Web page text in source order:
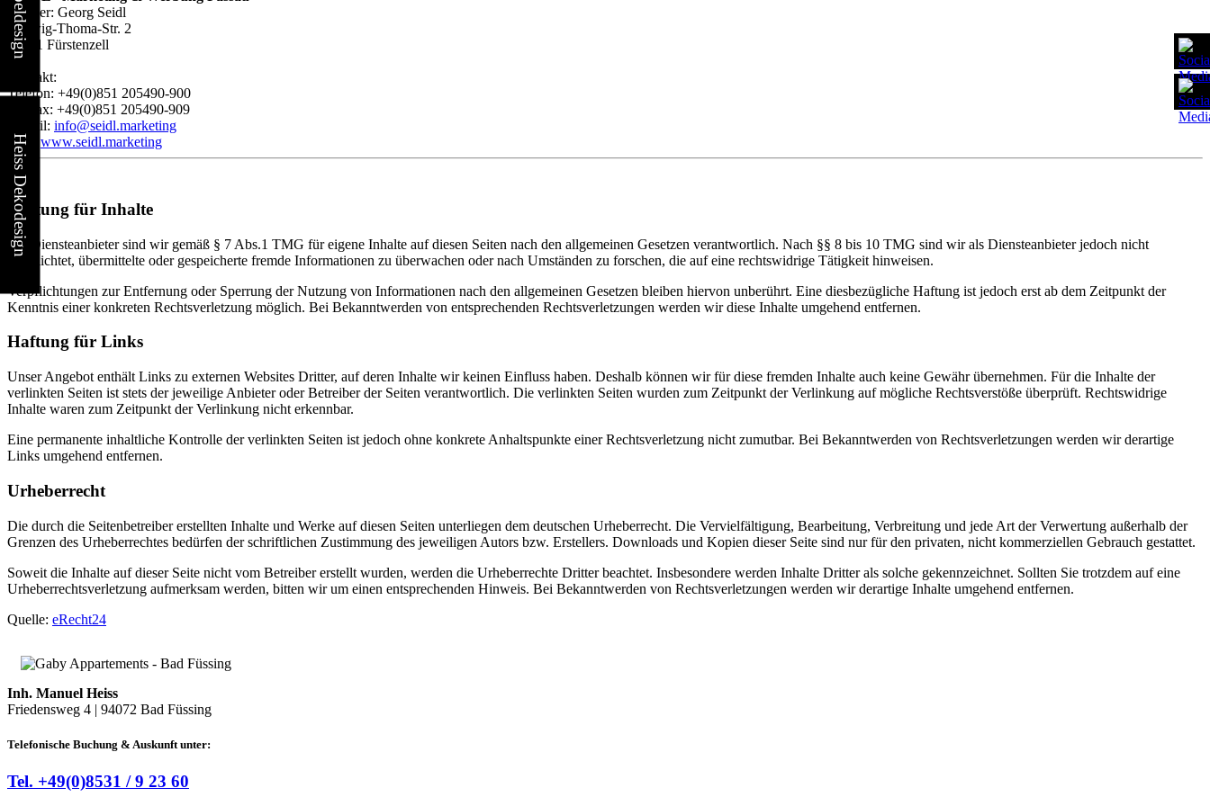
Heiss Dekodesign
Inhaber: Georg Seidl
Ludwig-Thoma-Str. 2
94081 Fürstenzell
Kontakt:
Telefon: +49(0)851 205490-900
Telefax: +49(0)851 205490-909
E-Mail: info@seidl.marketing
Web: www.seidl.marketing
Haftung für Inhalte
Als Diensteanbieter sind wir gemäß § 7 Abs.1 TMG für eigene Inhalte auf diesen Seiten nach den allgemeinen Gesetzen verantwortlich. Nach §§ 8 bis 10 TMG sind wir als Diensteanbieter jedoch nicht
verpflichtet, übermittelte oder gespeicherte fremde Informationen zu überwachen oder nach Umständen zu forschen, die auf eine rechtswidrige Tätigkeit hinweisen.
Verpflichtungen zur Entfernung oder Sperrung der Nutzung von Informationen nach den allgemeinen Gesetzen bleiben hiervon unberührt. Eine diesbezügliche Haftung ist jedoch erst ab dem Zeitpunkt der
Kenntnis einer konkreten Rechtsverletzung möglich. Bei Bekanntwerden von entsprechenden Rechtsverletzungen werden wir diese Inhalte umgehend entfernen.
Haftung für Links
Unser Angebot enthält Links zu externen Websites Dritter, auf deren Inhalte wir keinen Einfluss haben. Deshalb können wir für diese fremden Inhalte auch keine Gewähr übernehmen. Für die Inhalte der
verlinkten Seiten ist stets der jeweilige Anbieter oder Betreiber der Seiten verantwortlich. Die verlinkten Seiten wurden zum Zeitpunkt der Verlinkung auf mögliche Rechtsverstöße überprüft. Rechtswidrige
Inhalte waren zum Zeitpunkt der Verlinkung nicht erkennbar.
Eine permanente inhaltliche Kontrolle der verlinkten Seiten ist jedoch ohne konkrete Anhaltspunkte einer Rechtsverletzung nicht zumutbar. Bei Bekanntwerden von Rechtsverletzungen werden wir derartige
Links umgehend entfernen.
Urheberrecht
Die durch die Seitenbetreiber erstellten Inhalte und Werke auf diesen Seiten unterliegen dem deutschen Urheberrecht. Die Vervielfältigung, Bearbeitung, Verbreitung und jede Art der Verwertung außerhalb der
Grenzen des Urheberrechtes bedürfen der schriftlichen Zustimmung des jeweiligen Autors bzw. Erstellers. Downloads und Kopien dieser Seite sind nur für den privaten, nicht kommerziellen Gebrauch gestattet.
Soweit die Inhalte auf dieser Seite nicht vom Betreiber erstellt wurden, werden die Urheberrechte Dritter beachtet. Insbesondere werden Inhalte Dritter als solche gekennzeichnet. Sollten Sie trotzdem auf eine
Urheberrechtsverletzung aufmerksam werden, bitten wir um einen entsprechenden Hinweis. Bei Bekanntwerden von Rechtsverletzungen werden wir derartige Inhalte umgehend entfernen.
Quelle: eRecht24
Inh. Manuel Heiss
Friedensweg 4 | 94072 Bad Füssing
Telefonische Buchung & Auskunft unter:
Tel. +49(0)8531 / 9 23 60